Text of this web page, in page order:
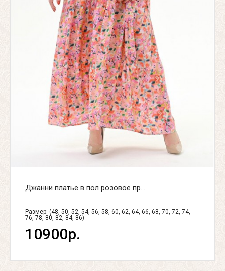
Джанни платье в пол розовое пр...
Размер: (48, 50, 52, 54, 56, 58, 60, 62, 64, 66, 68, 70, 72, 74,
76, 78, 80, 82, 84, 86)
10900р.